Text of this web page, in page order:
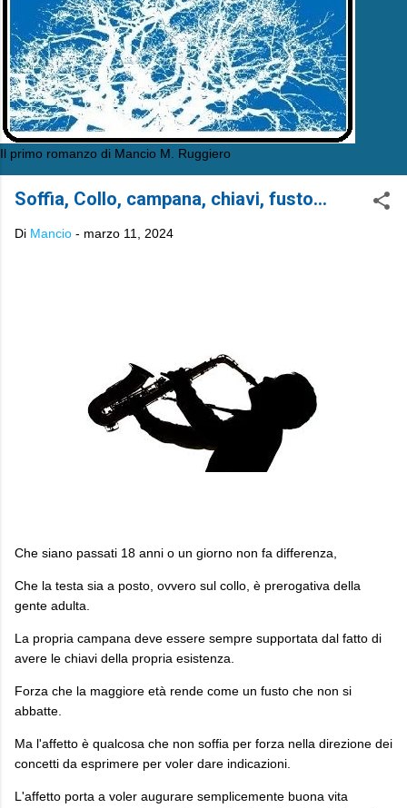
Il primo romanzo di Mancio M. Ruggiero
Soffia, Collo, campana, chiavi, fusto...
Di Mancio - marzo 11, 2024
Che siano passati 18 anni o un giorno non fa differenza,
Che la testa sia a posto, ovvero sul collo, è prerogativa della
gente adulta.
La propria campana deve essere sempre supportata dal fatto di
avere le chiavi della propria esistenza.
Forza che la maggiore età rende come un fusto che non si
abbatte.
Ma l'affetto è qualcosa che non soffia per forza nella direzione dei
concetti da esprimere per voler dare indicazioni.
L'affetto porta a voler augurare semplicemente buona vita